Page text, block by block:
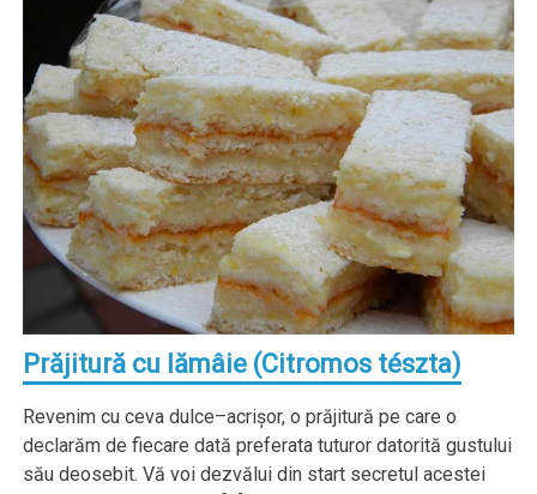
Prăjitură cu lămâie (Citromos tészta)
Revenim cu ceva dulce–acrişor, o prăjitură pe care o
declarăm de fiecare dată preferata tuturor datorită gustului
său deosebit. Vă voi dezvălui din start secretul acestei